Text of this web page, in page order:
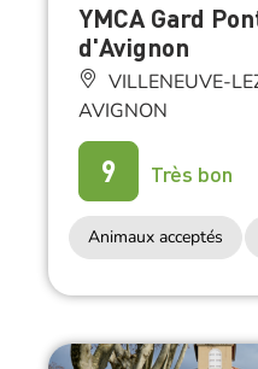
YMCA Gard
d'Avignon
VILLENEUVE-
AVIGNON
9 Très bon
Animaux acceptés